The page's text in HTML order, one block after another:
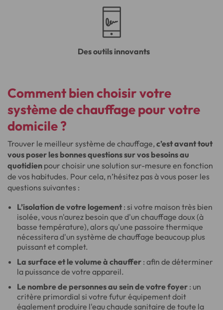
Des outils innovants
Comment bien choisir votre
système de chauffage pour votre
domicile ?
Trouver le meilleur système de chauffage,c’est avant tout
vous poser les bonnes questions sur vos besoins au
quotidien pour choisir une solution sur-mesure en fonction
de vos habitudes. Pour cela, n’hésitez pas à vous poser les
questions suivantes :
L’isolation de votre logement : si votre maison très bien
isolée, vous n'aurez besoin que d'un chauffage doux (à
basse température), alors qu'une passoire thermique
nécessitera d'un système de chauffage beaucoup plus
puissant et complet.
La surface et le volume à chauffer : afin de déterminer
la puissance de votre appareil.
Le nombre de personnes au sein de votre foyer : un
critère primordial si votre futur équipement doit
également produire l'eau chaude sanitaire de toute la